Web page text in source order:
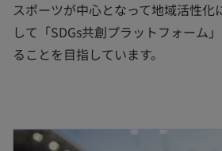
スポーツが中心となって地域活性化
して「SDGs共創プラットフォーム
ることを目指しています。